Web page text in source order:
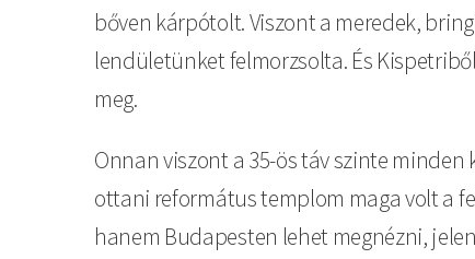
bőven kárpótolt. Viszont a meredek,
lendületünket felmorzsolta. És
meg.
Onnan viszont a 35-ös táv szinte
ottani református templom maga volt a
hanem Budapesten lehet megnézni,